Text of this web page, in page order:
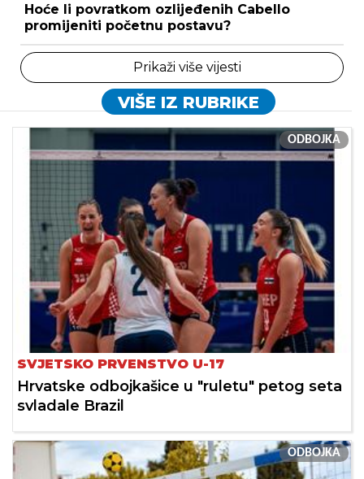
Hoće li povratkom ozlijeđenih Cabello
promijeniti početnu postavu?
Prikaži više vijesti
VIŠE IZ RUBRIKE
ODBOJKA
SVJETSKO PRVENSTVO U-17
Hrvatske odbojkašice u "ruletu" petog seta
svladale Brazil
ODBOJKA